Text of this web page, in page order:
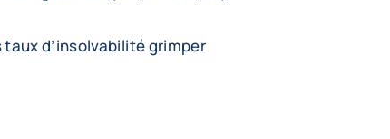
taux d’insolvabilité grimper